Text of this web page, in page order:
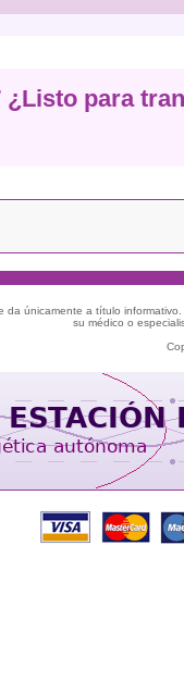
¿Listo para
da únicamente a título
su médico o